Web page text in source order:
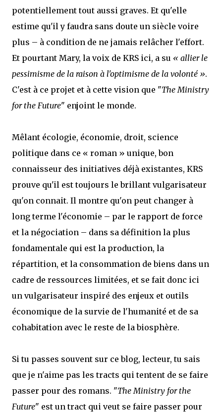
potentiellement tout aussi graves. Et qu'elle
estime qu'il y faudra sans doute un siècle voire
plus – à condition de ne jamais relâcher l'effort.
Et pourtant Mary, la voix de KRS ici, a su « allier le
pessimisme de la raison à l'optimisme de la volonté ».
C'est à ce projet et à cette vision que "The Ministry
for the Future" enjoint le monde.
Mêlant écologie, économie, droit, science
politique dans ce « roman » unique, bon
connaisseur des initiatives déjà existantes, KRS
prouve qu'il est toujours le brillant vulgarisateur
qu'on connait. Il montre qu'on peut changer à
long terme l'économie – par le rapport de force
et la négociation – dans sa définition la plus
fondamentale qui est la production, la
répartition, et la consommation de biens dans un
cadre de ressources limitées, et se fait donc ici
un vulgarisateur inspiré des enjeux et outils
économique de la survie de l'humanité et de sa
cohabitation avec le reste de la biosphère.
Si tu passes souvent sur ce blog, lecteur, tu sais
que je n'aime pas les tracts qui tentent de se faire
passer pour des romans. "The Ministry for the
Future" est un tract qui veut se faire passer pour